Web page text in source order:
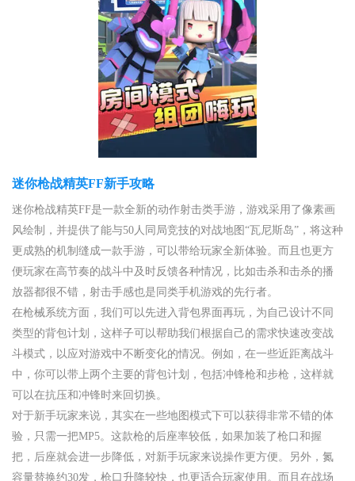
迷你枪战精英FF新手攻略
迷你枪战精英FF是一款全新的动作射击类手游，游戏采用了像素画
风绘制，并提供了能与50人同局竞技的对战地图“瓦尼斯岛”，将这种
更成熟的机制缝成一款手游，可以带给玩家全新体验。而且也更方
便玩家在高节奏的战斗中及时反馈各种情况，比如击杀和击杀的播
放器都很不错，射击手感也是同类手机游戏的先行者。
在枪械系统方面，我们可以先进入背包界面再玩，为自己设计不同
类型的背包计划，这样子可以帮助我们根据自己的需求快速改变战
斗模式，以应对游戏中不断变化的情况。例如，在一些近距离战斗
中，你可以带上两个主要的背包计划，包括冲锋枪和步枪，这样就
可以在抗压和冲锋时来回切换。
对于新手玩家来说，其实在一些地图模式下可以获得非常不错的体
验，只需一把MP5。这款枪的后座率较低，如果加装了枪口和握
把，后座就会进一步降低，对新手玩家来说操作更方便。另外，氮
容量替换约30发，枪口升降较快，也更适合玩家使用。而且在战场